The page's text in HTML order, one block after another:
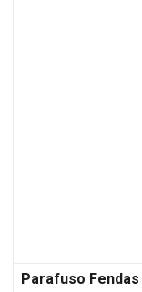
Parafuso